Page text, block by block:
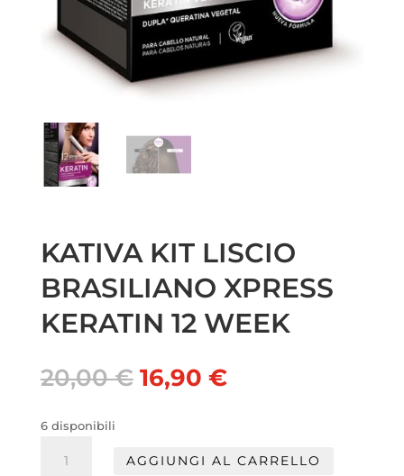
KATIVA KIT LISCIO
BRASILIANO XPRESS
KERATIN 12 WEEK
20,00€ Il
prezzo
20,00 €.
16,90 €Il
16,90 €.
6 disponibili
AGGIUNGI AL CARRELLO